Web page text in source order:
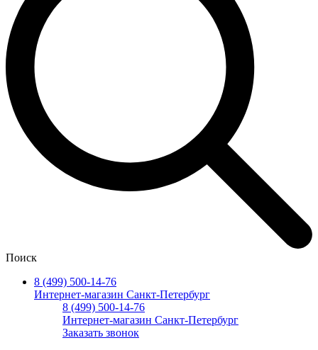
Поиск
8 (499) 500-14-76
Интернет-магазин Санкт-Петербург
8 (499) 500-14-76
Интернет-магазин Санкт-Петербург
Заказать звонок